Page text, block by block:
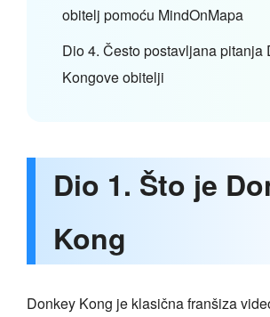
obitelj pomoću MindOnMapa
Dio 4. Često postavljana pitanja
Kongove obitelji
Dio 1. Što je
Kong
Donkey Kong je klasična franšiza